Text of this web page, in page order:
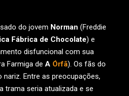
do jovem Norman (Freddie
Fábrica de Chocolate) e
disfuncional com sua
Farmiga de A Órfã). Os fãs do
Entre as preocupações,
trama seria atualizada e se